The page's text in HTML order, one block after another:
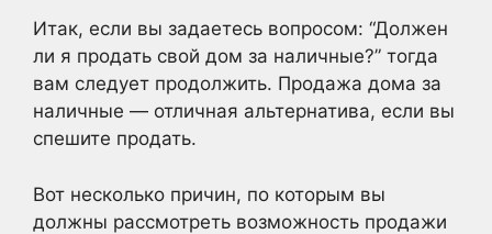
Итак, если вы задаетесь вопросом: “Должен
ли я продать свой дом за наличные?” тогда
вам следует продолжить. Продажа дома за
наличные — отличная альтернатива, если вы
спешите продать.
Вот несколько причин, по которым вы
должны рассмотреть возможность продажи